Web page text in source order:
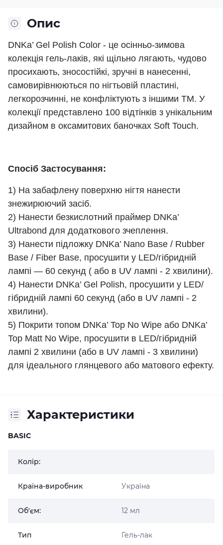
Опис
DNKa’ Gel Polish Color - це осінньо-зимова
колекція гель-лаків, які щільно лягають, чудово
просихають, зносостійкі, зручні в нанесенні,
самовирівнюються по нігтьовій пластині,
легкорозчинні, не конфліктують з іншими ТМ. У
колекції представлено 100 відтінків з унікальним
дизайном в оксамитових баночках Soft Touch.
Спосіб Застосування:
1) На забафлену поверхню нігтя нанести
знежирюючий засіб.
2) Нанести безкислотний праймер DNKa’
Ultrabond для додаткового зчеплення.
3) Нанести підложку DNKa’ Nano Base / Rubber
Base / Fiber Base, просушити у LED/гібридній
лампі — 60 секунд ( або в UV лампі - 2 хвилини).
4) Нанести DNKa’ Gel Polish, просушити у LED/
гібридній лампі 60 секунд (або в UV лампі - 2
хвилини).
5) Покрити топом DNKa’ Top No Wipe або DNKa’
Top Matt No Wipe, просушити в LED/гібридній
лампі 2 хвилини (або в UV лампі - 3 хвилини)
для ідеального глянцевого або матового ефекту.
Характеристики
BASIC
Колір:
Країна-виробник Україна
Об'єм: 12 мл
Тип Гель-лак